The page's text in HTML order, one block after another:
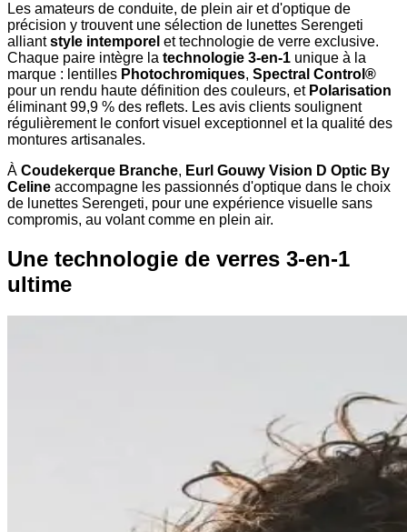
Les amateurs de conduite, de plein air et d'optique de
précision y trouvent une sélection de lunettes Serengeti
alliantstyle intemporel et technologie de verre exclusive.
Chaque paire intègre la technologie 3-en-1 unique à la
marque : lentilles Photochromiques, Spectral Control®
pour un rendu haute définition des couleurs, et Polarisation
éliminant 99,9 % des reflets. Les avis clients soulignent
régulièrement le confort visuel exceptionnel et la qualité des
montures artisanales.
À Coudekerque Branche, Eurl Gouwy Vision D Optic By
Celine accompagne les passionnés d'optique dans le choix
de lunettes Serengeti, pour une expérience visuelle sans
compromis, au volant comme en plein air.
Une technologie de verres 3-en-1
ultime